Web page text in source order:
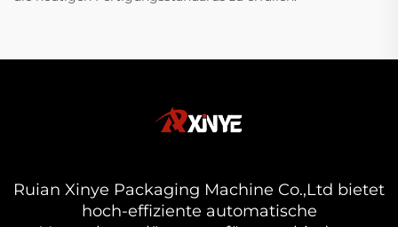
Ruian Xinye Packaging Machine Co.,Ltd bietet
hoch-effiziente automatische